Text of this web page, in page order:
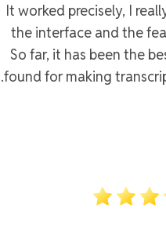
It worked precisely, I
the interface and the
So far, it has been the
found for making